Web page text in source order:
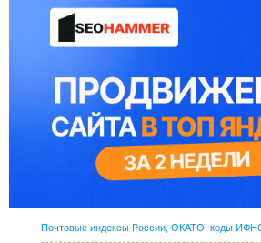
Почтовые индексы России, ОКАТО, коды